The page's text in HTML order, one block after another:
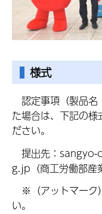
様式
認定事項（製品名
た場合は、下記の
ださい。
提出先：sangyo-
g.jp（商工労働部産
※（アットマーク
い。